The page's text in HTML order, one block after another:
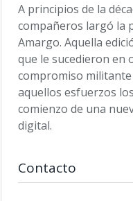
A principios de la
compañeros largó la
Amargo. Aquella
que le sucedieron en
compromiso
aquellos esfuerzos
comienzo de una
digital.
Contacto